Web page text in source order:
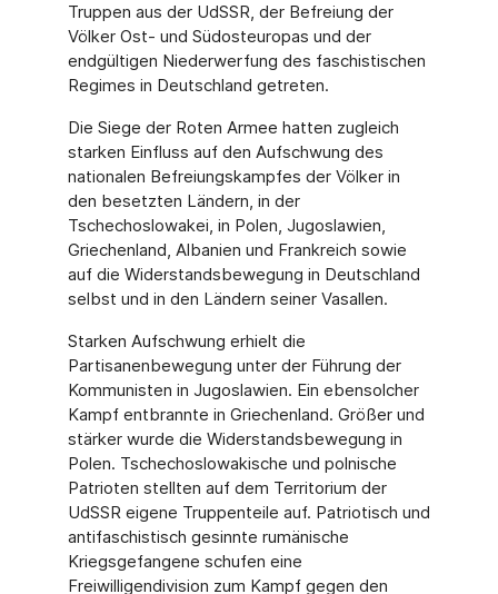
Truppen aus der UdSSR, der Befreiung der
Völker Ost- und Südosteuropas und der
endgültigen Niederwerfung des faschistischen
Regimes in Deutschland getreten.
Die Siege der Roten Armee hatten zugleich
starken Einfluss auf den Aufschwung des
nationalen Befreiungskampfes der Völker in
den besetzten Ländern, in der
Tschechoslowakei, in Polen, Jugoslawien,
Griechenland, Albanien und Frankreich sowie
auf die Widerstandsbewegung in Deutschland
selbst und in den Ländern seiner Vasallen.
Starken Aufschwung erhielt die
Partisanenbewegung unter der Führung der
Kommunisten in Jugoslawien. Ein ebensolcher
Kampf entbrannte in Griechenland. Größer und
stärker wurde die Widerstandsbewegung in
Polen. Tschechoslowakische und polnische
Patrioten stellten auf dem Territorium der
UdSSR eigene Truppenteile auf. Patriotisch und
antifaschistisch gesinnte rumänische
Kriegsgefangene schufen eine
Freiwilligendivision zum Kampf gegen den